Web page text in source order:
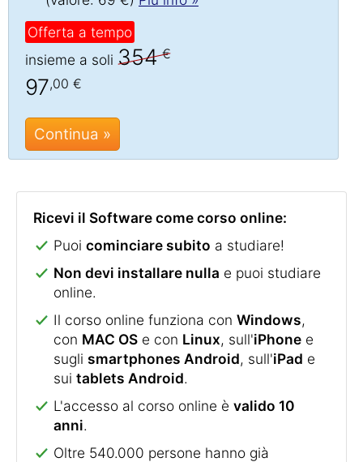
Offerta a tempo
insieme a soli 354€
97,00 €
Continua »
Ricevi il Software come corso online:
Puoi cominciare subito a studiare!
Non devi installare nulla e puoi studiare
online.
Il corso online funziona con Windows,
con MAC OS e con Linux, sull'iPhone e
sugli smartphones Android, sull'iPad e
sui tablets Android.
L'accesso al corso online è valido 10
anni.
Oltre 540.000 persone hanno già